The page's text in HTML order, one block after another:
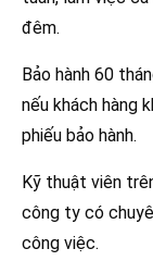
đêm.
Bảo hành 60
nếu khách hàng
phiếu bảo hành.
Kỹ thuật viên
công ty có
công việc.